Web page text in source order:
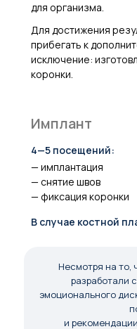
Несмотря на то,
разработали
эмоционального
и
Имплант
для организма.
— имплантация
— снятие швов
— фиксация коронки
В случае костной
4—5 посещений:
Для достижения
прибегать к
исключение:
коронки.